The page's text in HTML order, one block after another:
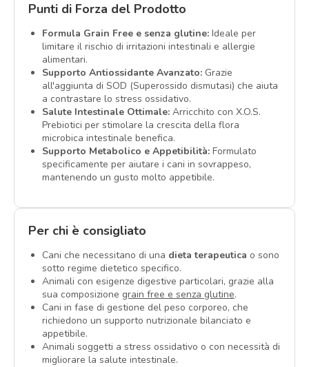
Punti di Forza del Prodotto
Formula Grain Free e senza glutine: Ideale per
limitare il rischio di irritazioni intestinali e allergie
alimentari.
Supporto Antiossidante Avanzato: Grazie
all'aggiunta di SOD (Superossido dismutasi) che aiuta
a contrastare lo stress ossidativo.
Salute Intestinale Ottimale: Arricchito con X.O.S.
Prebiotici per stimolare la crescita della flora
microbica intestinale benefica.
Supporto Metabolico e Appetibilità: Formulato
specificamente per aiutare i cani in sovrappeso,
mantenendo un gusto molto appetibile.
Per chi è consigliato
Cani che necessitano di una dieta terapeutica o sono
sotto regime dietetico specifico.
Animali con esigenze digestive particolari, grazie alla
sua composizione grain free e senza glutine.
Cani in fase di gestione del peso corporeo, che
richiedono un supporto nutrizionale bilanciato e
appetibile.
Animali soggetti a stress ossidativo o con necessità di
migliorare la salute intestinale.